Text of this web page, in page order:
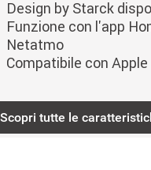
Design by Starck
Funzione con l'app
Netatmo
Compatibile con
Scopri tutte le